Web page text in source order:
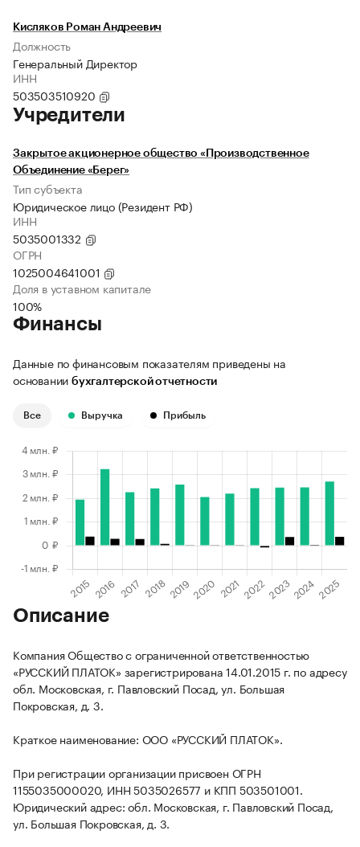
Кисляков Роман Андреевич
Должность
Генеральный Директор
ИНН
503503510920
Учредители
Закрытое акционерное общество «Производственное
Объединение «Берег»
Тип субъекта
Юридическое лицо (Резидент РФ)
ИНН
5035001332
ОГРН
1025004641001
Доля в уставном капитале
100%
Финансы
Данные по финансовым показателям приведены на
основании бухгалтерской отчетности
Все Выручка Прибыль
Описание
Компания Общество с ограниченной ответственностью
«РУССКИЙ ПЛАТОК» зарегистрирована 14.01.2015 г. по адресу
обл. Московская, г. Павловский Посад, ул. Большая
Покровская, д. 3.
Краткое наименование: ООО «РУССКИЙ ПЛАТОК».
При регистрации организации присвоен ОГРН
1155035000020, ИНН 5035026577 и КПП 503501001.
Юридический адрес: обл. Московская, г. Павловский Посад,
ул. Большая Покровская, д. 3.